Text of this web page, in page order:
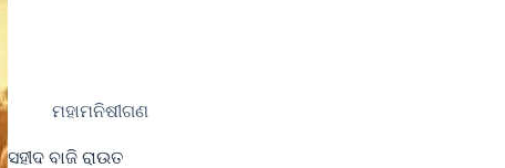
ମହାମନିଷୀଗଣ
ସହୀଦ ବାଜି ରାଉତ